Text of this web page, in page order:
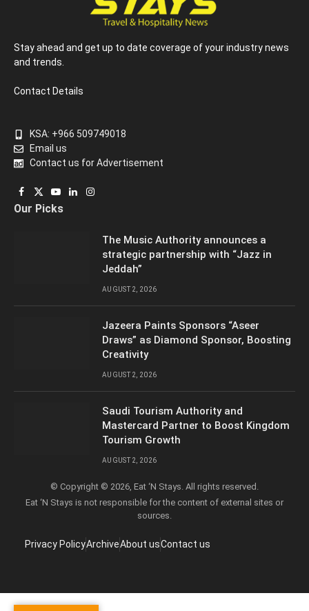
Stay ahead and get up to date coverage of your industry news
and trends.
Contact Details
KSA: +966 509749018
Email us
Contact us for Advertisement
Facebook
X
(Twitter)
YouTube
LinkedInInstagram
Our Picks
The Music Authority announces a
strategic partnership with “Jazz in
Jeddah”
AUGUST 2, 2026
Jazeera Paints Sponsors “Aseer
Draws” as Diamond Sponsor, Boosting
Creativity
AUGUST 2, 2026
Saudi Tourism Authority and
Mastercard Partner to Boost Kingdom
Tourism Growth
AUGUST 2, 2026
© Copyright © 2026, Eat ‘N Stays. All rights reserved.
Eat ‘N Stays is not responsible for the content of external sites or
sources.
Privacy PolicyArchiveAbout usContact us